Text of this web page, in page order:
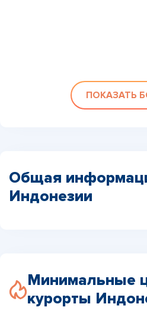
ПОКАЗАТЬ
Общая
Индонезии
Минимальные
курорты